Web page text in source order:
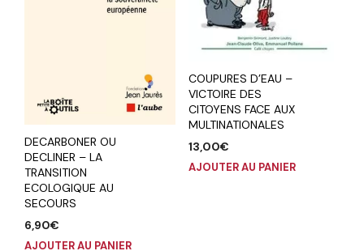
DECARBONER OU
DECLINER – LA
TRANSITION
ECOLOGIQUE AU
SECOURS
6,90€
AJOUTER AU PANIER
COUPURES D’EAU –
VICTOIRE DES
CITOYENS FACE AUX
MULTINATIONALES
13,00€
AJOUTER AU PANIER